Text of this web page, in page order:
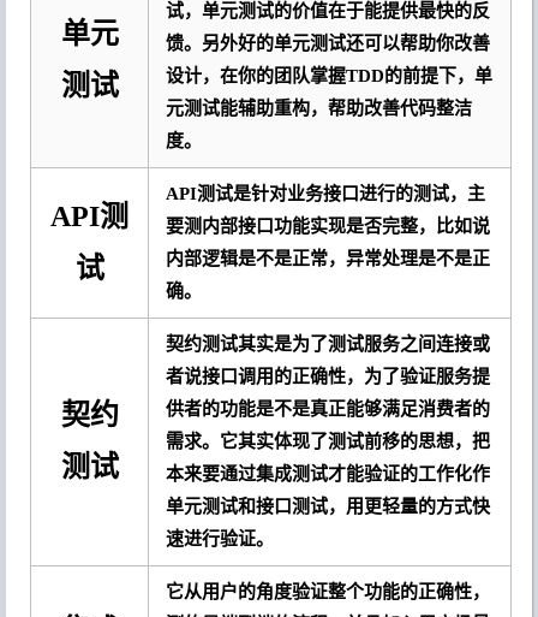
单元
测试
试，单元测试的价值在于能提供最快的反
馈。另外好的单元测试还可以帮助你改善
设计，在你的团队掌握TDD的前提下，单
元测试能辅助重构，帮助改善代码整洁
度。
API测
试
API测试是针对业务接口进行的测试，主
要测内部接口功能实现是否完整，比如说
内部逻辑是不是正常，异常处理是不是正
确。
契约
测试
契约测试其实是为了测试服务之间连接或
者说接口调用的正确性，为了验证服务提
供者的功能是不是真正能够满足消费者的
需求。它其实体现了测试前移的思想，把
本来要通过集成测试才能验证的工作化作
单元测试和接口测试，用更轻量的方式快
速进行验证。
它从用户的角度验证整个功能的正确性，